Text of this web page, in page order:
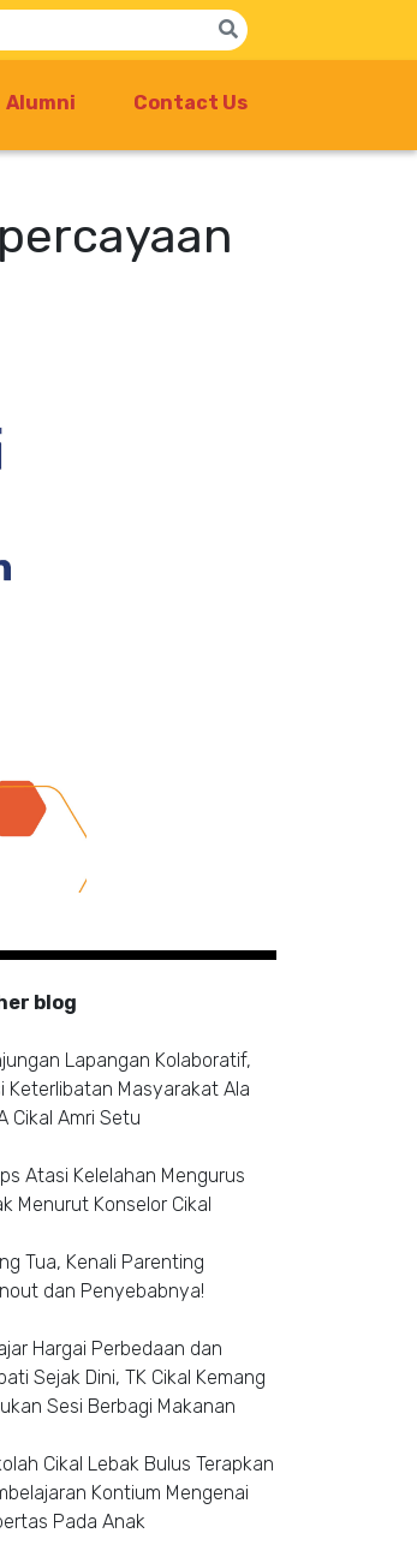
Alumni Contact Us
blog
Lapangan Kolaboratif,
Keterlibatan Masyarakat Ala
Cikal Amri Setu
Atasi Kelelahan Mengurus
Menurut Konselor Cikal
Tua, Kenali Parenting
dan Penyebabnya!
Hargai Perbedaan dan
Sejak Dini, TK Cikal Kemang
Sesi Berbagi Makanan
Cikal Lebak Bulus Terapkan
Kontium Mengenai
Pada Anak